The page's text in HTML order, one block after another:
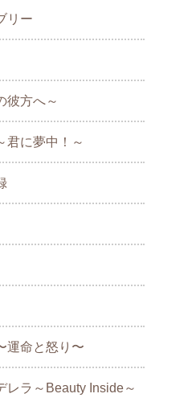
リー
彼方へ～
君に夢中！～
運命と怒り〜
レラ～Beauty Inside～